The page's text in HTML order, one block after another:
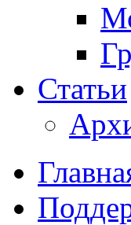
Статьи